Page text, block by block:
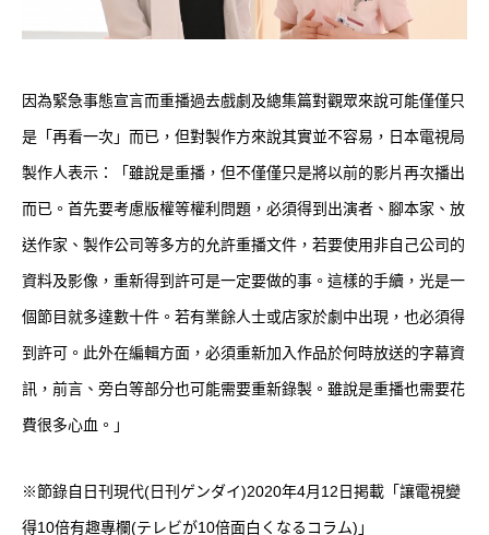
因為緊急事態宣言而重播過去戲劇及總集篇對觀眾來說可能僅僅只
是「再看一次」而已，但對製作方來說其實並不容易，日本電視局
製作人表示：「雖說是重播，但不僅僅只是將以前的影片再次播出
而已。首先要考慮版權等權利問題，必須得到出演者、腳本家、放
送作家、製作公司等多方的允許重播文件，若要使用非自己公司的
資料及影像，重新得到許可是一定要做的事。這樣的手續，光是一
個節目就多達數十件。若有業餘人士或店家於劇中出現，也必須得
到許可。此外在編輯方面，必須重新加入作品於何時放送的字幕資
訊，前言、旁白等部分也可能需要重新錄製。雖說是重播也需要花
費很多心血。」
※節錄自日刊現代(日刊ゲンダイ)2020年4月12日掲載「讓電視變
得10倍有趣專欄(テレビが10倍面白くなるコラム)」